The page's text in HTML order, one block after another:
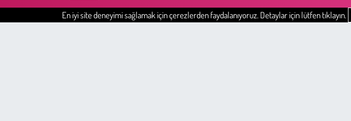
En iyi site deneyimi sağlamak için çerezlerden faydalanıyoruz. Detaylar için lütfen tıklayın.